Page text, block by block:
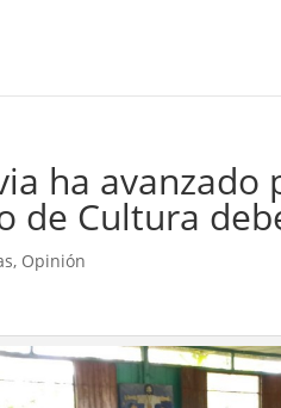
ha
de Cultura
, Opinión